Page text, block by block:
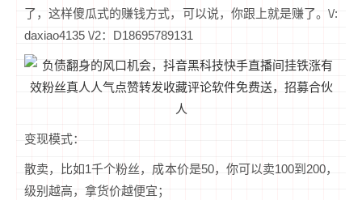
了，这样傻瓜式的赚钱方式，可以说，你跟上就是赚了。\/:
daxiao4135 \/2：D18695789131
变现模式：
散卖，比如1千个粉丝，成本价是50，你可以卖100到200，
级别越高，拿货价越便宜；